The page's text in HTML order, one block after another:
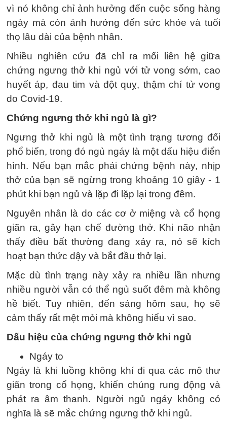
vì nó không chỉ ảnh hưởng đến cuộc sống hàng
ngày mà còn ảnh hưởng đến sức khỏe và tuổi
thọ lâu dài của bệnh nhân.
Nhiều nghiên cứu đã chỉ ra mối liên hệ giữa
chứng ngưng thở khi ngủ với tử vong sớm, cao
huyết áp, đau tim và đột quỵ, thậm chí tử vong
do Covid-19.
Chứng ngưng thở khi ngủ là gì?
Ngưng thở khi ngủ là một tình trạng tương đối
phổ biến, trong đó ngủ ngáy là một dấu hiệu điển
hình. Nếu bạn mắc phải chứng bệnh này, nhịp
thở của bạn sẽ ngừng trong khoảng 10 giây - 1
phút khi bạn ngủ và lặp đi lặp lại trong đêm.
Nguyên nhân là do các cơ ở miệng và cổ họng
giãn ra, gây hạn chế đường thở. Khi não nhận
thấy điều bất thường đang xảy ra, nó sẽ kích
hoạt bạn thức dậy và bắt đầu thở lại.
Mặc dù tình trạng này xảy ra nhiều lần nhưng
nhiều người vẫn có thể ngủ suốt đêm mà không
hề biết. Tuy nhiên, đến sáng hôm sau, họ sẽ
cảm thấy rất mệt mỏi mà không hiểu vì sao.
Dấu hiệu của chứng ngưng thở khi ngủ
Ngáy to
Ngáy là khi luồng không khí đi qua các mô thư
giãn trong cổ họng, khiến chúng rung động và
phát ra âm thanh. Người ngủ ngáy không có
nghĩa là sẽ mắc chứng ngưng thở khi ngủ.